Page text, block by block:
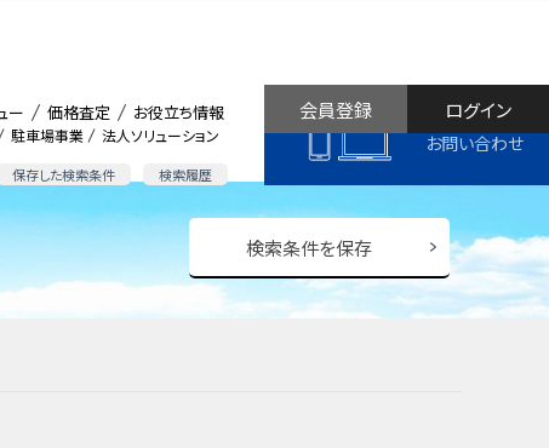
駐車場事業 法人ソリューション
保存した検索条件 検索履歴
ー 価格査定 お役立ち情報
お問い合わせ
ログイン
会員登録
検索条件を保存